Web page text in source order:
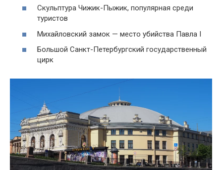
Скульптура Чижик-Пыжик, популярная среди
туристов
Михайловский замок — место убийства Павла I
Большой Санкт-Петербургский государственный
цирк